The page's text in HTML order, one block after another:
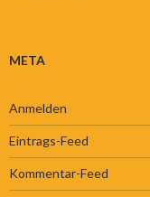
META
Anmelden
Eintrags-Feed
Kommentar-Feed